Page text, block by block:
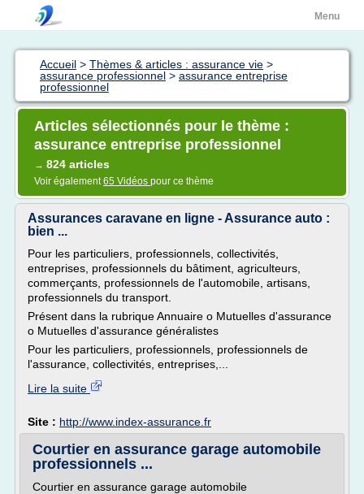
Menu
Accueil > Thèmes & articles : assurance vie >
assurance professionnel > assurance entreprise
professionnel
Articles sélectionnés pour le thème :
assurance entreprise professionnel
→ 824 articles
Voir également65 Vidéos pour ce thème
Assurances caravane en ligne - Assurance auto :
bien ...
Pour les particuliers, professionnels, collectivités,
entreprises, professionnels du bâtiment, agriculteurs,
commerçants, professionnels de l'automobile, artisans,
professionnels du transport.
Présent dans la rubrique Annuaire o Mutuelles d'assurance
o Mutuelles d'assurance généralistes
Pour les particuliers, professionnels, professionnels de
l'assurance, collectivités, entreprises,...
Lire la suite
Site : http://www.index-assurance.fr
Courtier en assurance garage automobile
professionnels ...
Courtier en assurance garage automobile